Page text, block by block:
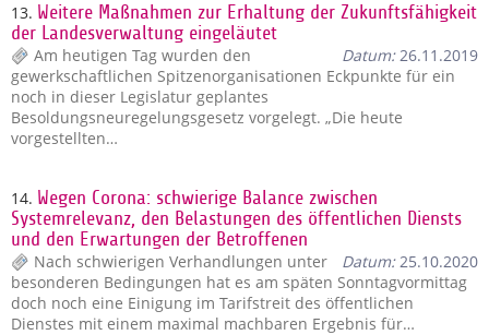
13. Weitere Maßnahmen zur Erhaltung der Zukunftsfähigkeit
der Landesverwaltung eingeläutet
Datum:26.11.2019
Am heutigen Tag wurden den
gewerkschaftlichen Spitzenorganisationen Eckpunkte für ein
noch in dieser Legislatur geplantes
Besoldungsneuregelungsgesetz vorgelegt. „Die heute
vorgestellten…
14. Wegen Corona: schwierige Balance zwischen
Systemrelevanz, den Belastungen des öffentlichen Diensts
und den Erwartungen der Betroffenen
Datum:25.10.2020
Nach schwierigen Verhandlungen unter
besonderen Bedingungen hat es am späten Sonntagvormittag
doch noch eine Einigung im Tarifstreit des öffentlichen
Dienstes mit einem maximal machbaren Ergebnis für…